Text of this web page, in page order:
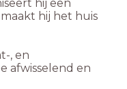
hij een
hij het huis
, en
afwisselend en